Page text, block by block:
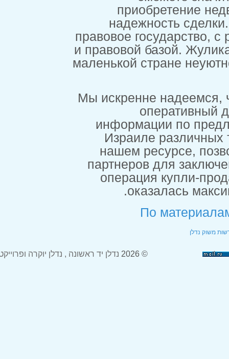
правовое
и правовой
маленькой
Мы искренне
Израиле
нашем
партнеров
операция
По
© 2026 נדלן יד ראשונה , נדלן יוקרה ופרוייקטים חדשים בארץ